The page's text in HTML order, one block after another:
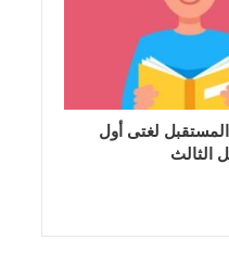
لغتى أول
الثالث